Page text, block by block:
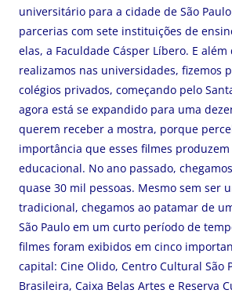
universitário para a cidade de São
parcerias com sete instituições de
elas, a Faculdade Cásper Líbero. E
realizamos nas universidades, fizemos
colégios privados, começando pelo
agora está se expandido para uma
querem receber a mostra, porque
importância que esses filmes
educacional. No ano passado,
quase 30 mil pessoas. Mesmo sem ser
tradicional, chegamos ao patamar de
São Paulo em um curto período de
filmes foram exibidos em cinco
capital: Cine Olido, Centro Cultural São
Brasileira, Caixa Belas Artes e Reserva